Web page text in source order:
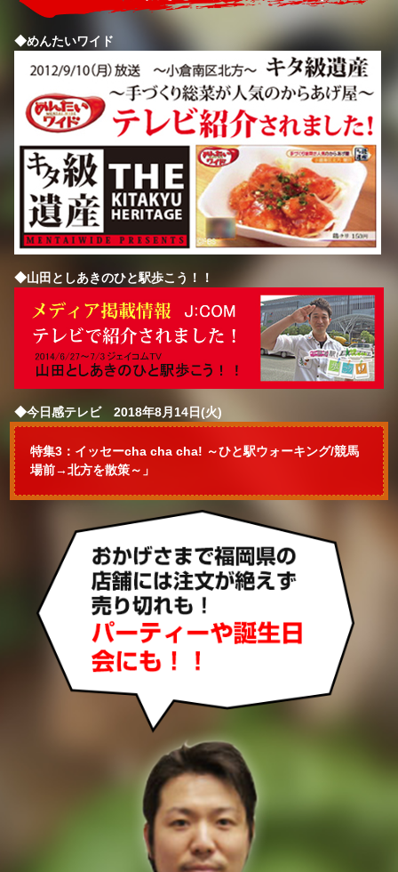
◆めんたいワイド
◆山田としあきのひと駅歩こう！！
◆今日感テレビ 2018年8月14日(火)
特集3：イッセーcha cha cha! ～ひと駅ウォーキング/競馬
場前→北方を散策～」